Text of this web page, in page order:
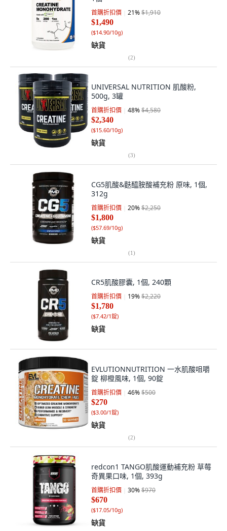
首購折扣價 21%$1,910
$1,490
($14.90/10g)
缺貨
(2)
UNIVERSAL NUTRITION 肌酸粉,
500g, 3罐
首購折扣價 48%$4,580
$2,340
($15.60/10g)
缺貨
(3)
CG5肌酸&麩醯胺酸補充粉 原味, 1個,
312g
首購折扣價 20%$2,250
$1,800
($57.69/10g)
缺貨
(1)
CR5肌酸膠囊, 1個, 240顆
首購折扣價 19%$2,220
$1,780
($7.42/1錠)
缺貨
EVLUTIONNUTRITION 一水肌酸咀嚼
錠 柳橙風味, 1個, 90錠
首購折扣價 46%$500
$270
($3.00/1錠)
缺貨
(2)
redcon1 TANGO肌酸運動補充粉 草莓
奇異果口味, 1個, 393g
首購折扣價 30%$970
$670
($17.05/10g)
缺貨